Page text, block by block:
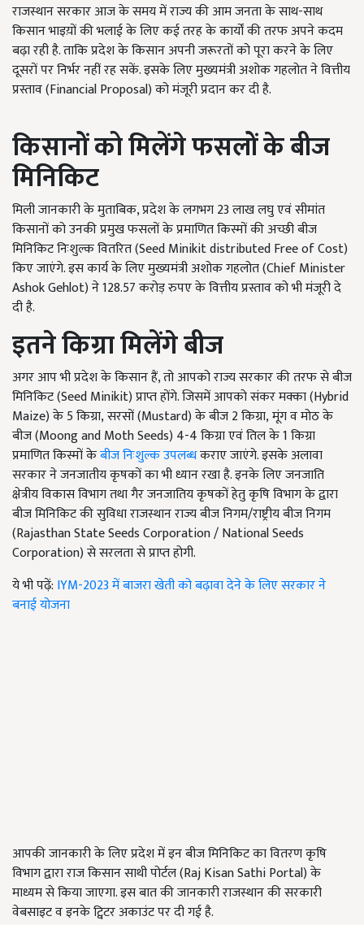
राजस्थान सरकार आज के समय में राज्य की आम जनता के साथ-साथ
किसान भाइय़ों की भलाई के लिए कई तरह के कार्यों की तरफ अपने कदम
बढ़ा रही है. ताकि प्रदेश के किसान अपनी जरूरतों को पूरा करने के लिए
दूसरों पर निर्भर नहीं रह सकें. इसके लिए मुख्यमंत्री अशोक गहलोत ने वित्तीय
प्रस्ताव (Financial Proposal)को मंजूरीप्रदान कर दी है.
किसानों को मिलेंगे फसलों के बीज
मिनिकिट
मिली जानकारी के मुताबिक,प्रदेश के लगभग23लाख लघु एवं सीमांत
किसानों को उनकी प्रमुख फसलों के प्रमाणित किस्मों की अच्छी बीज
मिनिकिट निःशुल्क वितरित (Seed Minikit distributed Free of Cost)
किए जाएंगे. इस कार्य के लिए मुख्यमंत्री अशोक गहलोत (Chief Minister
Ashok Gehlot)ने128.57करोड़ रुपए के वित्तीय प्रस्ताव को भी मंजूरी दे
दी है.
इतने किग्रा मिलेंगे बीज
अगर आप भी प्रदेश के किसान हैं,तो आपको राज्य सरकार की तरफ से बीज
मिनिकिट (Seed Minikit)प्राप्त होंगे. जिसमें आपको संकर मक्का (Hybrid
Maize)के5किग्रा, सरसों (Mustard)के बीज2किग्रा, मूंग व मोठ के
बीज (Moong and Moth Seeds) 4-4किग्रा एवं तिल के1किग्रा
प्रमाणित किस्मों केबीज निःशुल्क उपलब्धकराए जाएंगे. इसके अलावा
सरकार ने जनजातीय कृषकों का भी ध्यान रखा है. इनके लिए जनजाति
क्षेत्रीय विकास विभाग तथा गैर जनजातिय कृषकों हेतु कृषि विभाग के द्वारा
बीज मिनिकिट की सुविधा राजस्थान राज्य बीज निगम/राष्ट्रीय बीज निगम
(Rajasthan State Seeds Corporation / National Seeds
Corporation)से सरलता से प्राप्त होगी.
ये भी पढ़ें: IYM-2023 में बाजरा खेती को बढ़ावा देने के लिए सरकार ने
बनाई योजना
आपकी जानकारी के लिए प्रदेश में इन बीज मिनिकिट का वितरण कृषि
विभाग द्वारा राज किसान साथी पोर्टल (Raj Kisan Sathi Portal)के
माध्यम से किया जाएगा. इस बात की जानकारी राजस्थान की सरकारी
वेबसाइट व इनके ट्विटर अकाउंट पर दी गई है.